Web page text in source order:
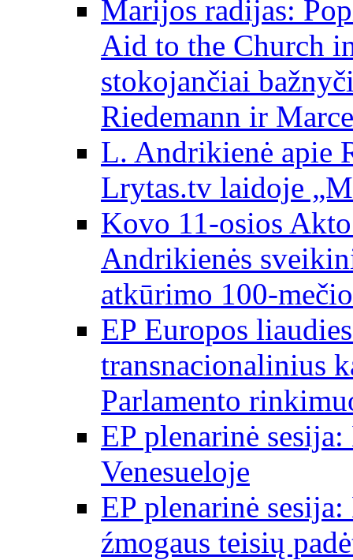
Marijos radijas:
Aid to the Church
stokojančiai
Riedemann ir
L. Andrikienė apie
Lrytas.tv laidoje
Kovo 11-osios
Andrikienės
atkūrimo 100-
EP Europos
transnacionalinius
Parlamento
EP plenarinė
Venesueloje
EP plenarinė
źmogaus teisių